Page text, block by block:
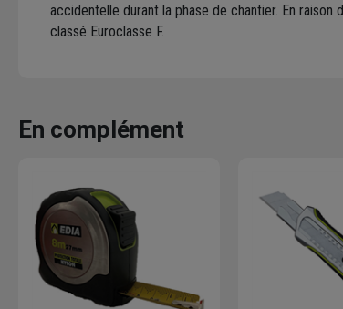
accidentelle durant la phase de chantier. En
classé Euroclasse F.
En complément